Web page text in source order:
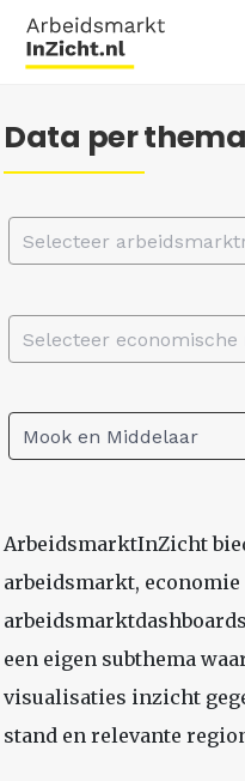
Data per thema
Selecteer
Selecteer economische
Mook en Middelaar
ArbeidsmarktInZicht
arbeidsmarkt,
een eigen subthema
visualisaties inzicht
stand en relevante